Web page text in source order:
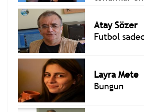
Atay Sözer
Futbol
Layra Mete
Bungun